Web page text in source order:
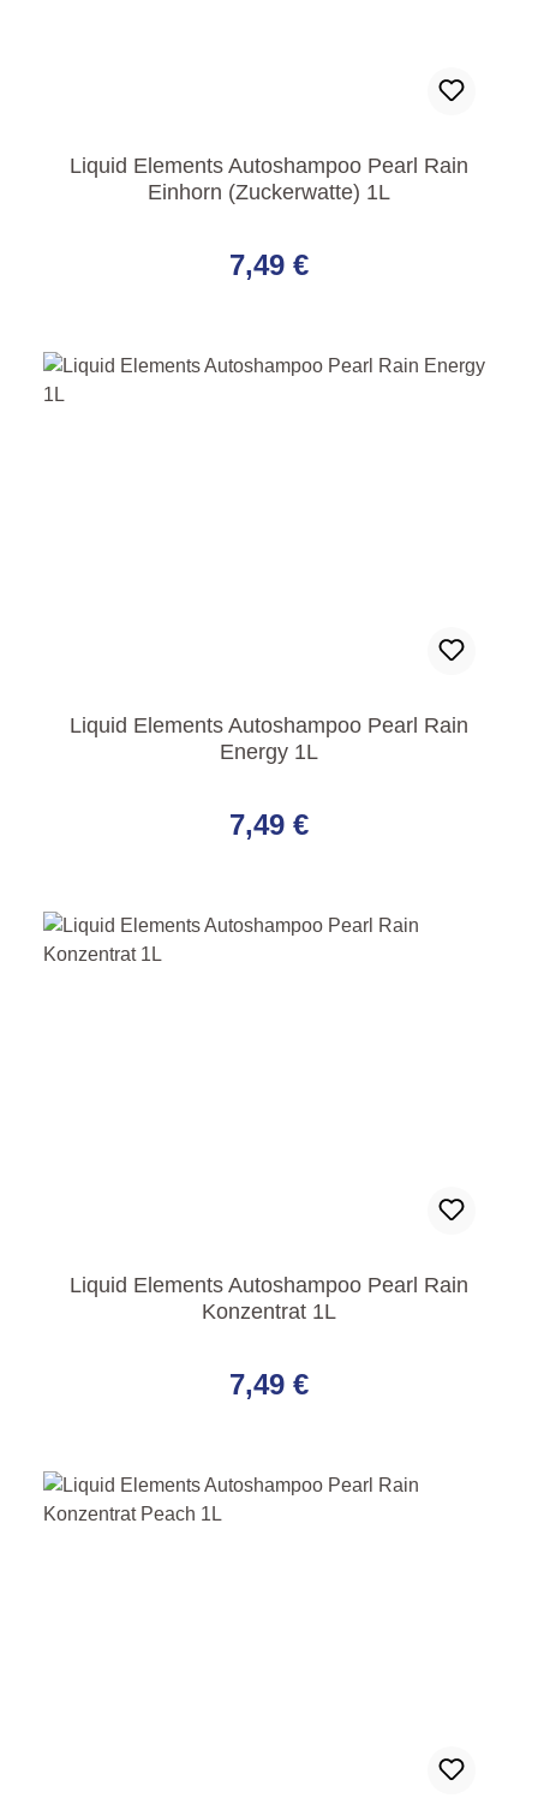
Liquid Elements Autoshampoo Pearl Rain
Einhorn (Zuckerwatte) 1L
7,49 €
Liquid Elements Autoshampoo Pearl Rain
Energy 1L
7,49 €
Liquid Elements Autoshampoo Pearl Rain
Konzentrat 1L
7,49 €